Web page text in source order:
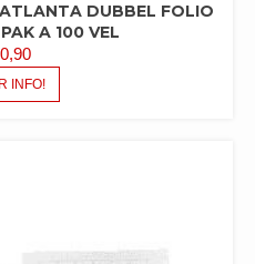
DUBBEL FOLIO
A 100 VEL
INFO!